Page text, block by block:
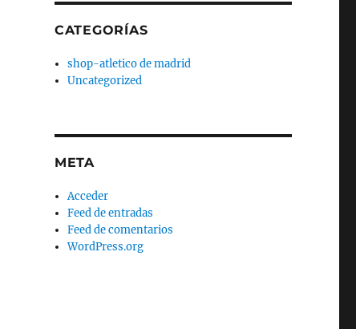
CATEGORÍAS
shop-atletico de madrid
Uncategorized
META
Acceder
Feed de entradas
Feed de comentarios
WordPress.org